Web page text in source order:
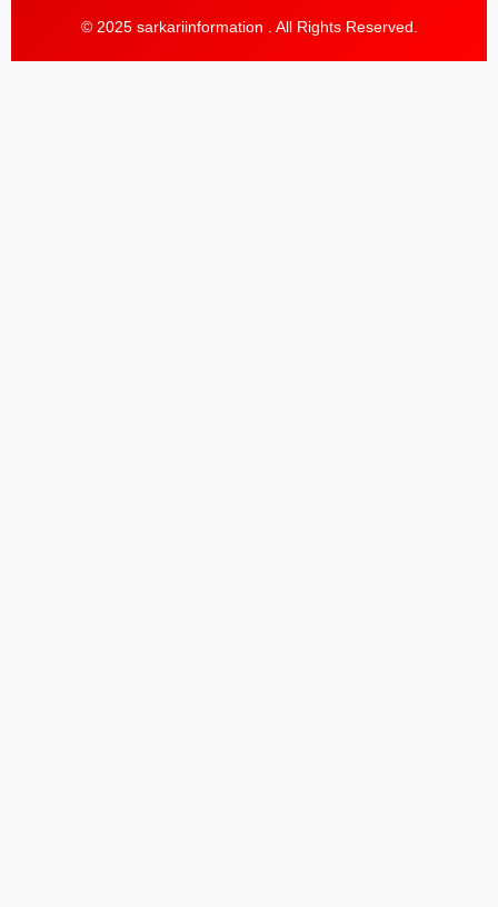
© 2025 sarkariinformation . All Rights Reserved.